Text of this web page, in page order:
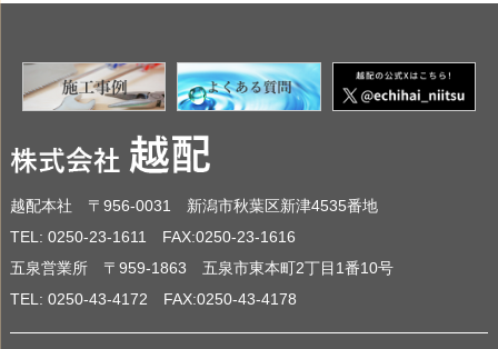
越配本社 〒956-0031 新潟市秋葉区新津4535番地
TEL: 0250-23-1611 FAX:0250-23-1616
五泉営業所 〒959-1863 五泉市東本町2丁目1番10号
TEL: 0250-43-4172 FAX:0250-43-4178